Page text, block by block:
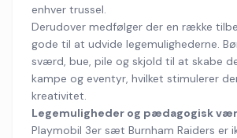
enhver trussel.
Derudover medfølger der en række
gode til at udvide legemulighederne.
sværd, bue, pile og skjold til at skabe
kampe og eventyr, hvilket stimulerer
kreativitet.
Legemuligheder og pædagogisk
Playmobil 3er sæt Burnham Raiders er